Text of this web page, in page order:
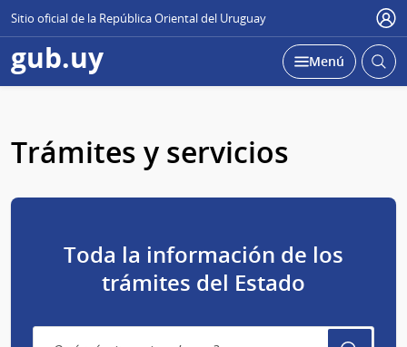
Sitio oficial de la República Oriental del Uruguay
gub.uy Desplegar
Menú Abrir
Trámites y servicios
Toda la información de los
trámites del Estado